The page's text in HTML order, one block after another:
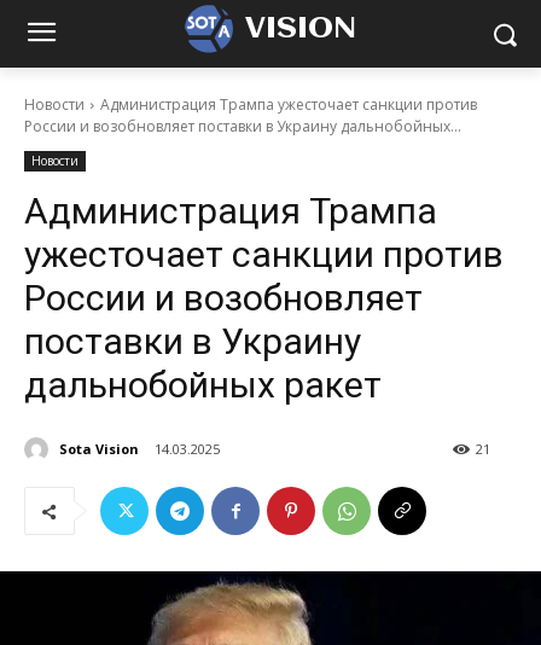
VISION
Новости
Администрация Трампа ужесточает санкции против
России и возобновляет поставки в Украину дальнобойных...
Новости
Администрация Трампа
ужесточает санкции против
России и возобновляет
поставки в Украину
дальнобойных ракет
Sota Vision 14.03.2025 21